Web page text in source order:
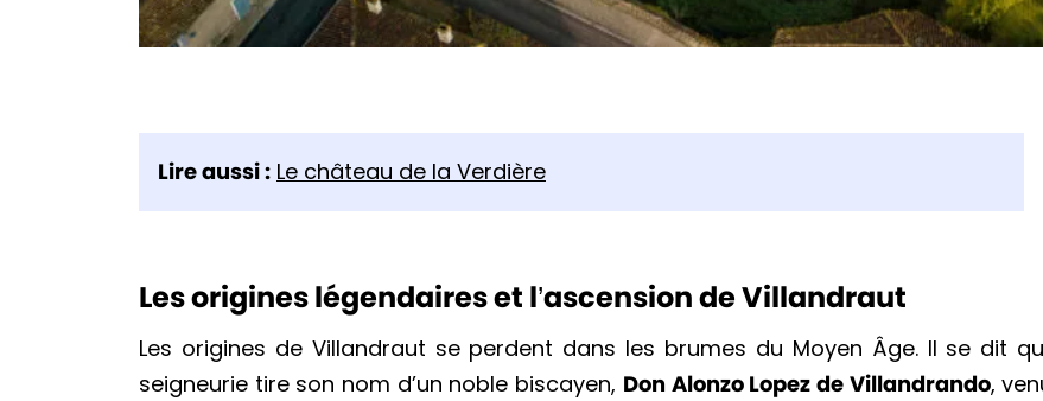
Lire aussi : Le château de la Verdière
Les origines légendaires et l’ascension de Villandraut
Les origines de Villandraut se perdent dans les brumes du Moyen Âge. Il se dit
seigneurie tire son nom d’un noble biscayen, Don Alonzo Lopez de Villandrando,